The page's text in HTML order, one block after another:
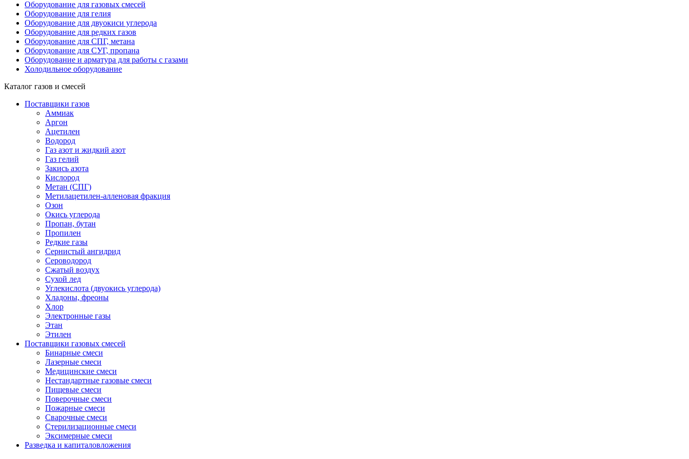
Оборудование для газовых смесей
Оборудование для гелия
Оборудование для двуокиси углерода
Оборудование для редких газов
Оборудование для СПГ, метана
Оборудование для СУГ, пропана
Оборудование и арматура для работы с газами
Холодильное оборудование
Каталог газов и смесей
Поставщики газов
Аммиак
Аргон
Ацетилен
Водород
Газ азот и жидкий азот
Газ гелий
Закись азота
Кислород
Метан (СПГ)
Метилацетилен-алленовая фракция
Озон
Окись углерода
Пропан, бутан
Пропилен
Редкие газы
Сернистый ангидрид
Сероводород
Сжатый воздух
Сухой лед
Углекислота (двуокись углерода)
Хладоны, фреоны
Хлор
Электронные газы
Этан
Этилен
Поставщики газовых смесей
Бинарные смеси
Лазерные смеси
Медицинские смеси
Нестандартные газовые смеси
Пищевые смеси
Поверочные смеси
Пожарные смеси
Сварочные смеси
Стерилизационные смеси
Эксимерные смеси
Разведка и капиталовложения